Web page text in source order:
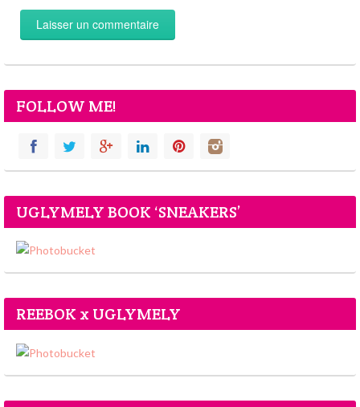
FOLLOW ME!
UGLYMELY BOOK ‘SNEAKERS’
REEBOK x UGLYMELY